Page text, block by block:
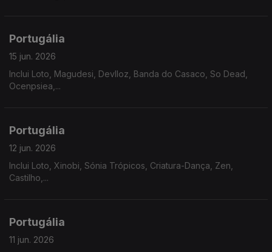
Portugália
15 jun. 2026
Inclui Loto, Magudesi, Devlloz, Banda do Casaco, So Dead,
Ocenpsiea,...
Portugália
12 jun. 2026
Inclui Loto, Xinobi, Sónia Trópicos, Criatura-Dança, Zen,
Castilho,...
Portugália
11 jun. 2026